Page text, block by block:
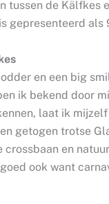
tussen de Kälfkes
gepresenteerd als
en een big
ik bekend door
laat ik
getogen trotse
crossbaan en
ook want